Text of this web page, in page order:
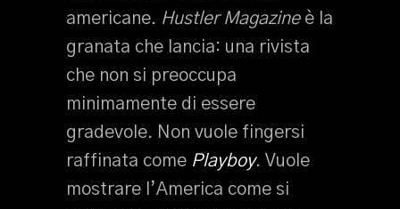
americane. Hustler Magazineè la
granata che lancia: una rivista
che non si preoccupa
minimamente di essere
gradevole. Non vuole fingersi
raffinata come Playboy. Vuole
mostrare l’America come si